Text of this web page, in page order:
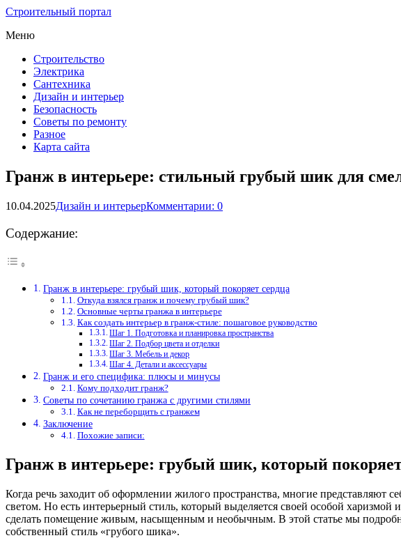
Строительный портал
Меню
Строительство
Электрика
Сантехника
Дизайн и интерьер
Безопасность
Советы по ремонту
Разное
Карта сайта
Гранж в интерьере: стильный грубый шик для
10.04.2025Дизайн и интерьерКомментарии: 0
Содержание:
Гранж в интерьере: грубый шик, который покоряет сердца
Откуда взялся гранж и почему грубый шик?
Основные черты гранжа в интерьере
Как создать интерьер в гранж-стиле: пошаговое руководство
Шаг 1. Подготовка и планировка пространства
Шаг 2. Подбор цвета и отделки
Шаг 3. Мебель и декор
Шаг 4. Детали и аксессуары
Гранж и его специфика: плюсы и минусы
Кому подходит гранж?
Советы по сочетанию гранжа с другими стилями
Как не переборщить с гранжем
Заключение
Похожие записи:
Гранж в интерьере: грубый шик, который
Когда речь заходит об оформлении жилого пространства, многие
светом. Но есть интерьерный стиль, который выделяется своей особой
сделать помещение живым, насыщенным и необычным. В этой статье мы
собственный стиль «грубого шика».